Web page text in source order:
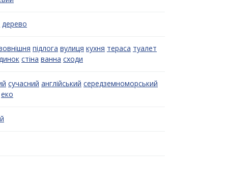
дерево
підлога вулиця кухня тераса туалет
стіна ванна сходи
сучасний англійський середземноморський
еко